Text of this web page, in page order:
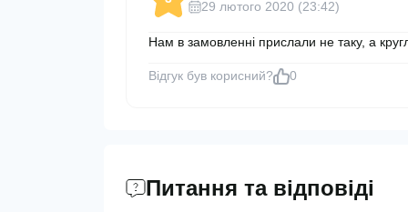
29 лютого 2020 (23:42)
Нам в замовленні прислали не таку, а
Відгук був корисний? 0
Питання та відповіді